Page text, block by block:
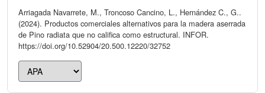
Arriagada Navarrete, M., Troncoso Cancino, L., Hernández C., G..
(2024). Productos comerciales alternativos para la madera aserrada
de Pino radiata que no califica como estructural. INFOR.
https://doi.org/10.52904/20.500.12220/32752